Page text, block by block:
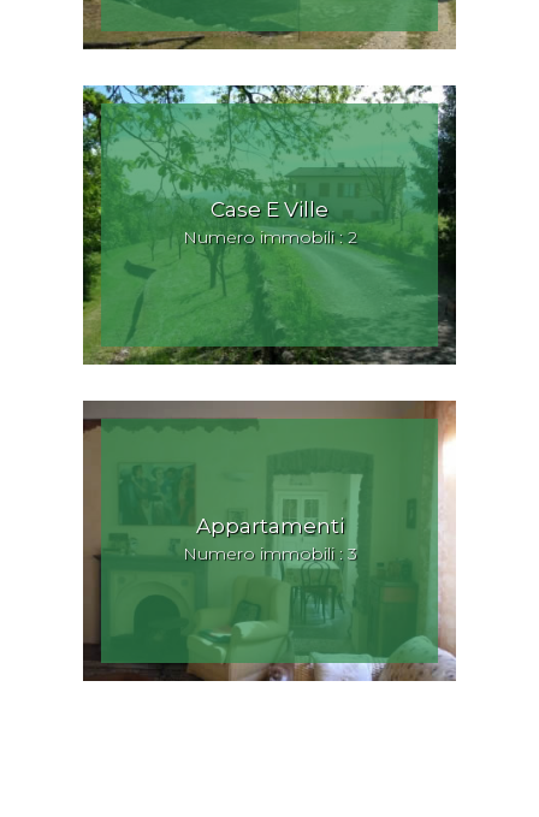
Case E Ville
Numero immobili : 2
Appartamenti
Numero immobili : 3